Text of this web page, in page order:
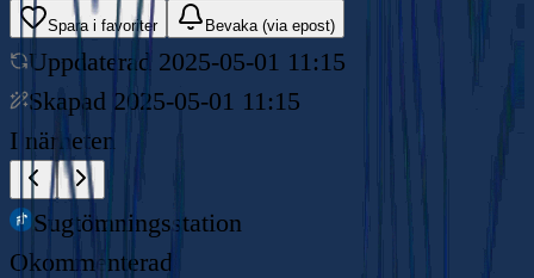
Spara i favoriter Bevaka (via epost)
Uppdaterad 2025-05-01 11:15
Skapad 2025-05-01 11:15
I närheten
Sugtömningsstation
Okommenterad